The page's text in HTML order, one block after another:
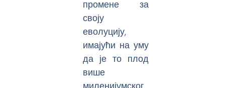
промене за
своју
еволуцију,
имајући на уму
да је то плод
више